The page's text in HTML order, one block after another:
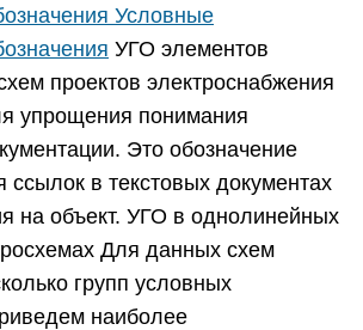
Условные
УГО элементов
проектов электроснабжения
упрощения понимания
Это обозначение
ссылок в текстовых документах
на объект. УГО в однолинейных
Для данных схем
групп условных
наиболее